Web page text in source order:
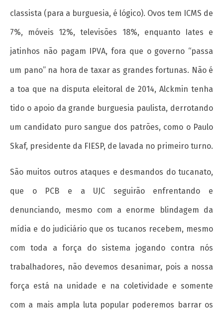
classista (para a burguesia, é lógico). Ovos tem ICMS de
7%, móveis 12%, televisões 18%, enquanto Iates e
jatinhos não pagam IPVA, fora que o governo “passa
um pano” na hora de taxar as grandes fortunas. Não é
a toa que na disputa eleitoral de 2014, Alckmin tenha
tido o apoio da grande burguesia paulista, derrotando
um candidato puro sangue dos patrões, como o Paulo
Skaf, presidente da FIESP, de lavada no primeiro turno.
São muitos outros ataques e desmandos do tucanato,
que o PCB e a UJC seguirão enfrentando e
denunciando, mesmo com a enorme blindagem da
mídia e do judiciário que os tucanos recebem, mesmo
com toda a força do sistema jogando contra nós
trabalhadores, não devemos desanimar, pois a nossa
força está na unidade e na coletividade e somente
com a mais ampla luta popular poderemos barrar os